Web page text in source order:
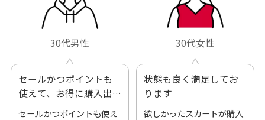
30代男性
セールかつポイントも
使えて、お得に購入出
来ました
セールかつポイントも使え
30代女性
状態も良く満足してお
ります
欲しかったスカートが購入